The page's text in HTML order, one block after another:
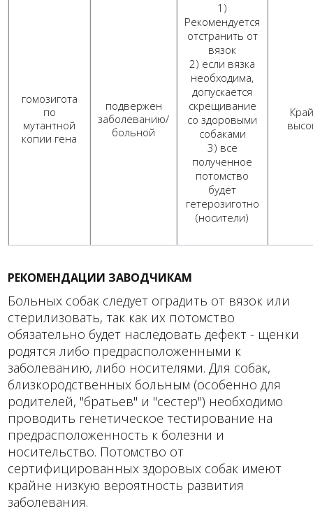
гомозигота
по
мутантной
копии гена
подвержен
заболеванию/
больной
1)
Рекомендуется
отстранить от
вязок
2) если вязка
необходима,
допускается
скрещивание
со здоровыми
собаками
3) все
полученное
потомство
будет
гетерозиготно
(носители)
РЕКОМЕНДАЦИИ ЗАВОДЧИКАМ
Больных собак следует оградить от вязок или
стерилизовать, так как их потомство
обязательно будет наследовать дефект - щенки
родятся либо предрасположенными к
заболеванию, либо носителями. Для собак,
близкородственных больным (особенно для
родителей, "братьев" и "сестер") необходимо
проводить генетическое тестирование на
предрасположенность к болезни и
носительство. Потомство от
сертифицированных здоровых собак имеют
крайне низкую вероятность развития
заболевания.